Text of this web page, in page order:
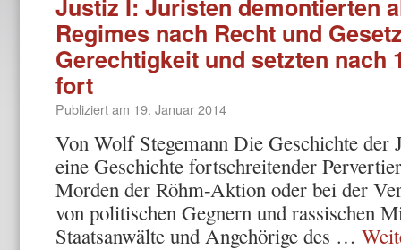
Justiz I: Juristen demontierten
Regimes nach Recht und
Gerechtigkeit und setzten nach
fort
Publiziert am 19. Januar 2014
Von Wolf Stegemann Die Geschichte
eine Geschichte fortschreitender
Morden der Röhm-Aktion oder bei der
von politischen Gegnern und rassischen
Staatsanwälte und Angehörige des …